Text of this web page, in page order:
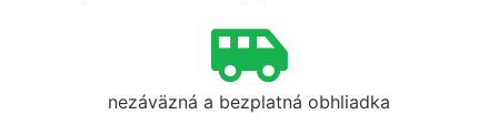
nezáväzná a bezplatná obhliadka